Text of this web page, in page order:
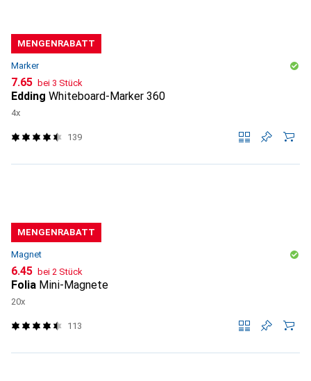
MENGENRABATT
Marker
CHF
7.65 bei 3 Stück
Edding Whiteboard-Marker 360
4x
139
MENGENRABATT
Magnet
CHF
6.45 bei 2 Stück
Folia Mini-Magnete
20x
113